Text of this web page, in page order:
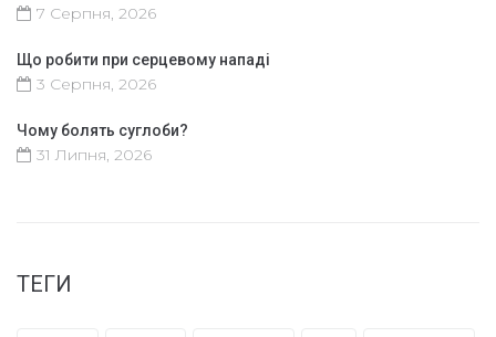
7 Серпня, 2026
Що робити при серцевому нападі
3 Серпня, 2026
Чому болять суглоби?
31 Липня, 2026
ТЕГИ